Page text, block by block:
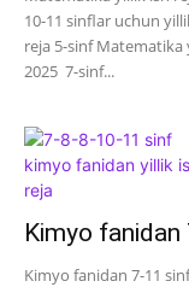
10-11 sinflar uchun
reja 5-sinf Matematika
2025 7-sinf...
Kimyo
Kimyo fanidan 7-11